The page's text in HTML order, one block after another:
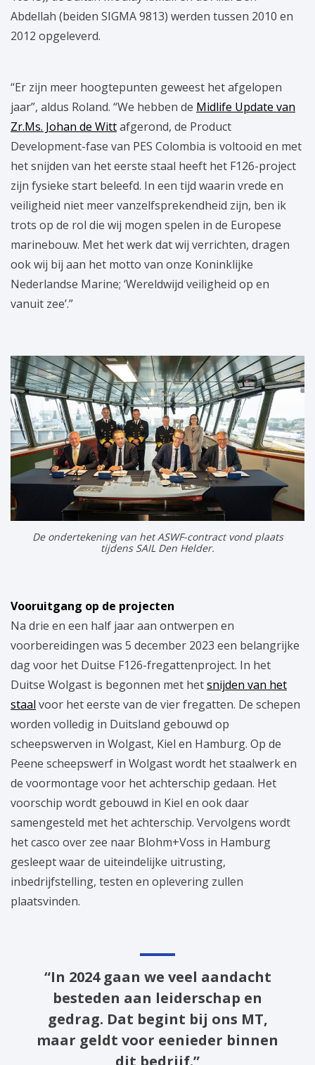
Abdellah (beiden SIGMA 9813) werden tussen 2010 en
2012 opgeleverd.
“Er zijn meer hoogtepunten geweest het afgelopen
jaar”, aldus Roland. “We hebben de Midlife Update van
Zr.Ms. Johan de Wittafgerond, de Product
Development-fase van PES Colombia is voltooid en met
het snijden van het eerste staal heeft het F126-project
zijn fysieke start beleefd. In een tijd waarin vrede en
veiligheid niet meer vanzelfsprekendheid zijn, ben ik
trots op de rol die wij mogen spelen in de Europese
marinebouw. Met het werk dat wij verrichten, dragen
ook wij bij aan het motto van onze Koninklijke
Nederlandse Marine; ‘Wereldwijd veiligheid op en
vanuit zee’.”
De ondertekening van het ASWF-contract vond plaats
tijdens SAIL Den Helder.
Vooruitgang op de projecten
Na drie en een half jaar aan ontwerpen en
voorbereidingen was 5 december 2023 een belangrijke
dag voor het Duitse F126-fregattenproject. In het
Duitse Wolgast is begonnen met hetsnijden van het
staal voor het eerste van de vier fregatten. De schepen
worden volledig in Duitsland gebouwd op
scheepswerven in Wolgast, Kiel en Hamburg. Op de
Peene scheepswerf in Wolgast wordt het staalwerk en
de voormontage voor het achterschip gedaan. Het
voorschip wordt gebouwd in Kiel en ook daar
samengesteld met het achterschip. Vervolgens wordt
het casco over zee naar Blohm+Voss in Hamburg
gesleept waar de uiteindelijke uitrusting,
inbedrijfstelling, testen en oplevering zullen
plaatsvinden.
“In 2024 gaan we veel aandacht
besteden aan leiderschap en
gedrag. Dat begint bij ons MT,
maar geldt voor eenieder binnen
dit bedrijf.”